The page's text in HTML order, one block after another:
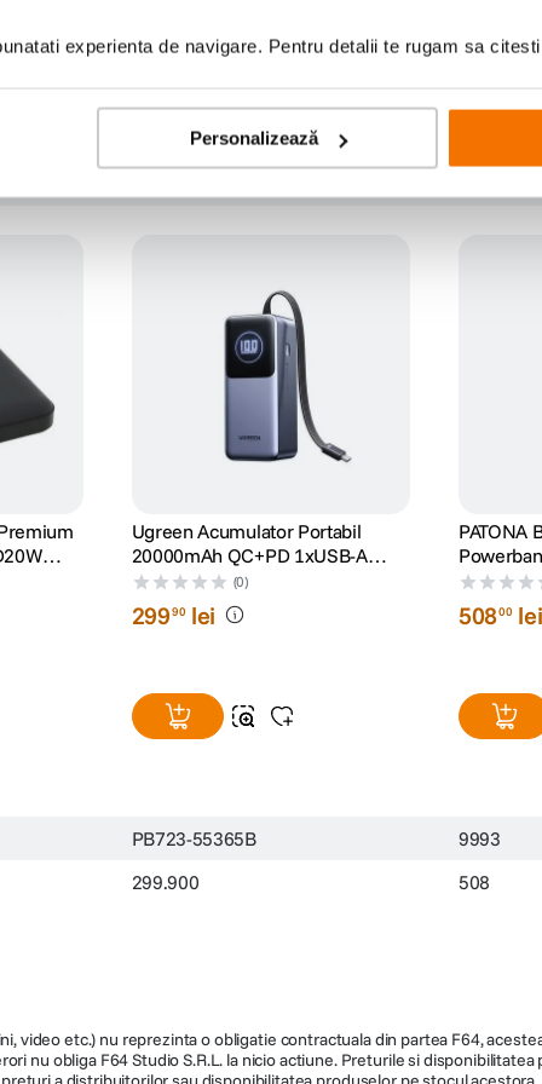
experienta de navigare. Pentru detalii te rugam sa
Personalizează
Ugreen Acumulator Portabil
20000mAh QC+PD 1xUSB-A
2xUSB-C 130W + Cablu
Retractabil Gri
(0)
29990 lei
PATONA
50800 lei
PB723-55365B
9993
299.900
508
video etc.) nu reprezinta o obligatie contractuala din partea F64,
nu obliga F64 Studio S.R.L. la nicio actiune. Preturile si